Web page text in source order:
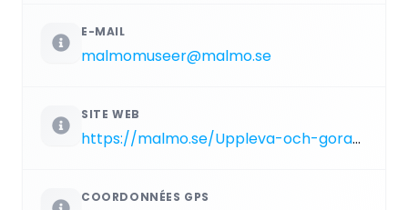
E-MAIL
malmomuseer@malmo.se
SITE WEB
https://malmo.se/Uppleva-och-gora/Konst-och-museer/Malmo-museum/Besok-Malmo-museum/Vara-byggnader/Slottet/Malmohus-slott.html
COORDONNÉES GPS